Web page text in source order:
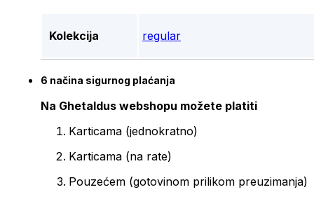
Kolekcija regular
6 načina sigurnog plaćanja
Na Ghetaldus webshopu možete platiti
Karticama (jednokratno)
Karticama (na rate)
Pouzećem (gotovinom prilikom preuzimanja)